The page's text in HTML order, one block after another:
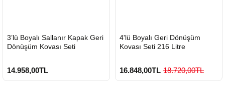
HIZLI
GÖNDERİ
3’lü Boyalı Sallanır Kapak Geri
Dönüşüm Kovası Seti
14.958,00TL
HIZLI
GÖNDERİ
4'lü Boyalı Geri Dönüşüm
Kovası Seti 216 Litre
16.848,00TL 18.720,00TL